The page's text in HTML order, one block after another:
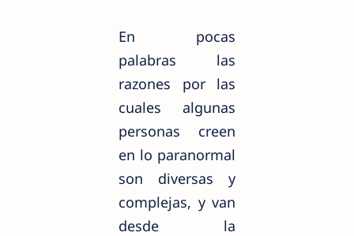
En pocas
palabras las
razones por las
cuales algunas
personas creen
en lo paranormal
son diversas y
complejas, y van
desde la